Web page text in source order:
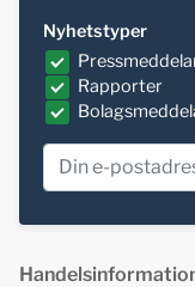
Nyhetstyper
Rapporter